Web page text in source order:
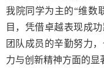
我院同学为主的“维
目，凭借卓越表现成
团队成员的辛勤努力
力与创新精神方面的显